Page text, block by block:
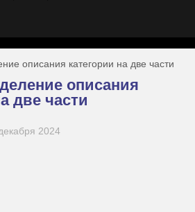
описания категории на две части
описания
две части
2024